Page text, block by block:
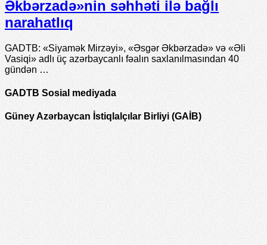
Əkbərzadə»nin səhhəti ilə bağlı
narahatlıq
GADTB: «Siyamək Mirzəyi», «Əsgər Əkbərzadə» və «Əli
Vasiqi» adlı üç azərbaycanlı fəalın saxlanılmasından 40
gündən …
GADTB Sosial mediyada
Güney Azərbaycan İstiqlalçılar Birliyi (GAİB)